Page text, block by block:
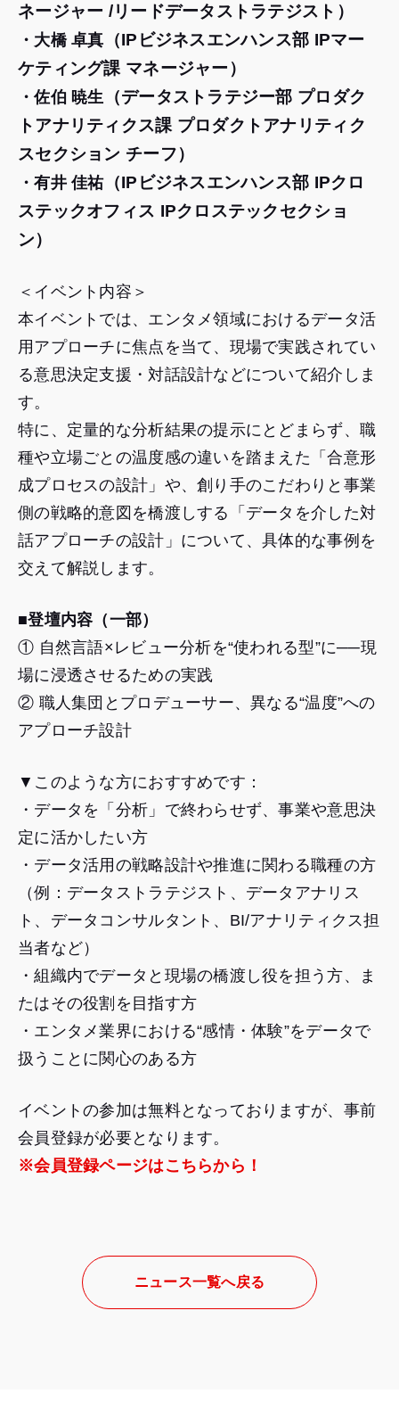
ネージャー /リードデータストラテジスト）
・大橋 卓真 （IPビジネスエンハンス部 IPマー
ケティング課 マネージャー）
・佐伯 暁生
（データストラテジー部 プロダク
トアナリティクス課 プロダクトアナリティク
スセクション チーフ）
・有井 佳祐（IPビジネスエンハンス部 IPクロ
ステックオフィス IPクロステックセクショ
ン）
＜イベント内容＞
本イベントでは、エンタメ領域におけるデータ活
用アプローチに焦点を当て、現場で実践されてい
る意思決定支援・対話設計などについて紹介しま
す。
特に、定量的な分析結果の提示にとどまらず、職
種や立場ごとの温度感の違いを踏まえた「合意形
成プロセスの設計」や、創り手のこだわりと事業
側の戦略的意図を橋渡しする「データを介した対
話アプローチの設計」について、具体的な事例を
交えて解説します。
■登壇内容（一部）
① 自然言語×レビュー分析を“使われる型”に──現
場に浸透させるための実践
② 職人集団とプロデューサー、異なる“温度”への
アプローチ設計
▼このような方におすすめです：
・データを「分析」で終わらせず、事業や意思決
定に活かしたい方
・データ活用の戦略設計や推進に関わる職種の方
（例：データストラテジスト、データアナリス
ト、データコンサルタント、BI/アナリティクス担
当者など）
・組織内でデータと現場の橋渡し役を担う方、ま
たはその役割を目指す方
・エンタメ業界における“感情・体験”をデータで
扱うことに関心のある方
イベントの参加は無料となっておりますが、事前
会員登録が必要となります。
※会員登録ページはこちらから！
ニュース一覧へ戻る